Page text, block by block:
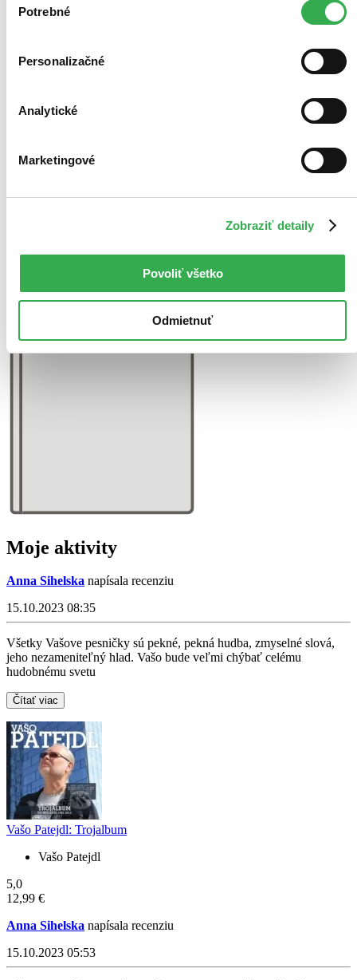
keby sme mohli používať všetky tieto cookies. Ďakujeme!
súhlasu
Potrebné
Personalizačné
Analytické
Marketingové
Zobraziť detaily
Povoliť všetko
Odmietnuť
Moje aktivity
Anna Sihelska napísala recenziu
15.10.2023 08:35
Všetky Vašove pesničky sú pekné, pekná hudba, zmyselné slová,
jeho nezameniteľný hlad. Vašo bude veľmi chýbať celému
hudobnému svetu
Čítať viac
Vašo Patejdl: Trojalbum
Vašo Patejdl
5,0
12,99 €
Anna Sihelska napísala recenziu
15.10.2023 05:53